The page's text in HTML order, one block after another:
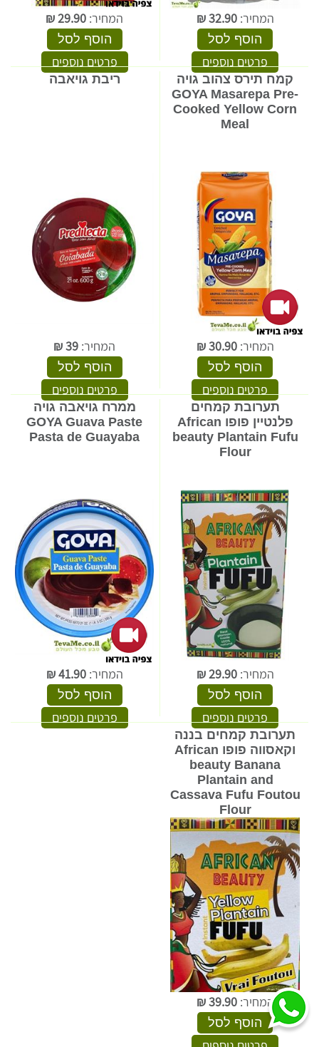
המחיר:32.90
₪
הוסף לסל
פרטים נוספים
המחיר: 29.90
₪
הוסף לסל
פרטים נוספים
קמח תירס צהוב גויה
GOYA Masarepa Pre-
Cooked Yellow Corn
Meal
המחיר:30.90
₪
הוסף לסל
פרטים נוספים
ריבת גויאבה
המחיר: 39
₪
הוסף לסל
פרטים נוספים
תערובת קמחים
פלנטיין פופו African
beauty Plantain Fufu
Flour
המחיר:29.90
₪
הוסף לסל
פרטים נוספים
ממרח גויאבה גויה
GOYA Guava Paste
Pasta de Guayaba
המחיר:41.90
₪
הוסף לסל
פרטים נוספים
תערובת קמחים בננה
וקאסווה פופו African
beauty Banana
Plantain and
Cassava Fufu Foutou
Flour
המחיר:39.90
₪
הוסף לסל